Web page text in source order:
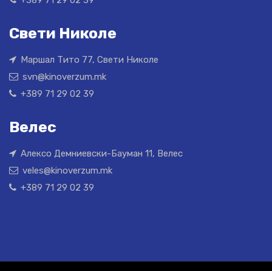
Свети Николе
Маршал Тито 77, Свети Николе
svn@kinoverzum.mk
+389 71 29 02 39
Велес
Алексо Демниевски-Бауман 11, Велес
veles@kinoverzum.mk
+389 71 29 02 39